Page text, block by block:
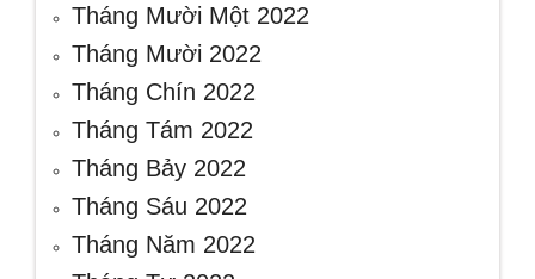
Tháng Mười Một 2022
Tháng Mười 2022
Tháng Chín 2022
Tháng Tám 2022
Tháng Bảy 2022
Tháng Sáu 2022
Tháng Năm 2022